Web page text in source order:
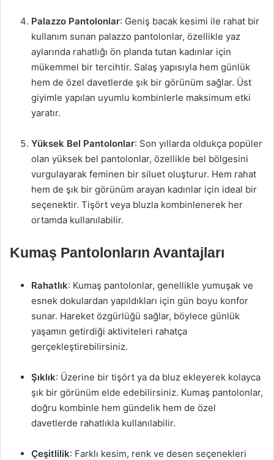
Palazzo Pantolonlar: Geniş bacak kesimi ile rahat bir
kullanım sunan palazzo pantolonlar, özellikle yaz
aylarında rahatlığı ön planda tutan kadınlar için
mükemmel bir tercihtir. Salaş yapısıyla hem günlük
hem de özel davetlerde şık bir görünüm sağlar. Üst
giyimle yapılan uyumlu kombinlerle maksimum etki
yaratır.
Yüksek Bel Pantolonlar: Son yıllarda oldukça popüler
olan yüksek bel pantolonlar, özellikle bel bölgesini
vurgulayarak feminen bir siluet oluşturur. Hem rahat
hem de şık bir görünüm arayan kadınlar için ideal bir
seçenektir. Tişört veya bluzla kombinlenerek her
ortamda kullanılabilir.
Kumaş Pantolonların Avantajları
Rahatlık: Kumaş pantolonlar, genellikle yumuşak ve
esnek dokulardan yapıldıkları için gün boyu konfor
sunar. Hareket özgürlüğü sağlar, böylece günlük
yaşamın getirdiği aktiviteleri rahatça
gerçekleştirebilirsiniz.
Şıklık: Üzerine bir tişört ya da bluz ekleyerek kolayca
şık bir görünüm elde edebilirsiniz. Kumaş pantolonlar,
doğru kombinle hem gündelik hem de özel
davetlerde rahatlıkla kullanılabilir.
Çeşitlilik: Farklı kesim, renk ve desen seçenekleri